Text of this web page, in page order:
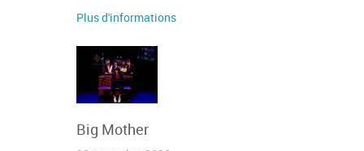
Plus d'informations
Big Mother